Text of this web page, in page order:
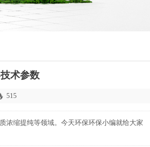
术参数
515
浓缩提纯等领域。今天环保环保小编就给大家